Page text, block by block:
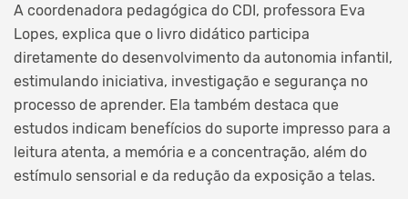
A coordenadora pedagógica do CDI, professora Eva
Lopes, explica que o livro didático participa
diretamente do desenvolvimento da autonomia infantil,
estimulando iniciativa, investigação e segurança no
processo de aprender. Ela também destaca que
estudos indicam benefícios do suporte impresso para a
leitura atenta, a memória e a concentração, além do
estímulo sensorial e da redução da exposição a telas.